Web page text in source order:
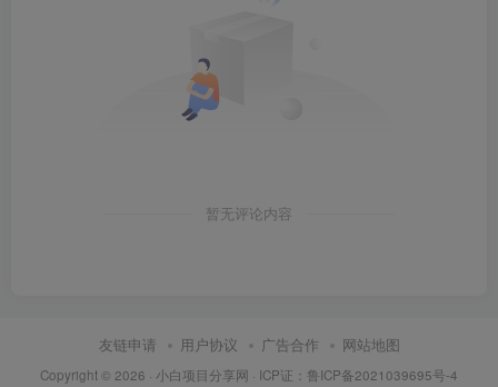
暂无评论内容
友链申请 用户协议 广告合作 网站地图
Copyright © 2026 · 小白项目分享网 · ICP证： 鲁ICP备2021039695号-4